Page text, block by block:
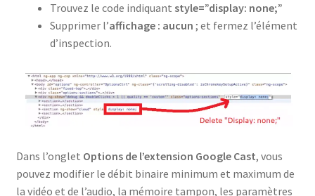
Trouvez le code indiquant style=”display: none;”
Supprimer l’affichage : aucun ; et fermez l’élément
d’inspection.
Dans l’onglet Options de l’extension Google Cast, vous
pouvez modifier le débit binaire minimum et maximum de
la vidéo et de l’audio, la mémoire tampon, les paramètres